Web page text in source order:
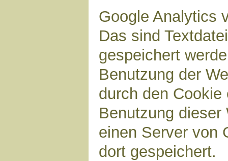
Google Analytics
Das sind
gespeichert
Benutzung der
durch den
Benutzung dieser
einen Server von
dort gespeichert.